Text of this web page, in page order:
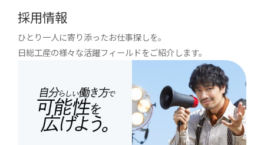
採用情報
ひとり一人に寄り添ったお仕事探しを。
日総工産の様々な活躍フィールドをご紹介します。